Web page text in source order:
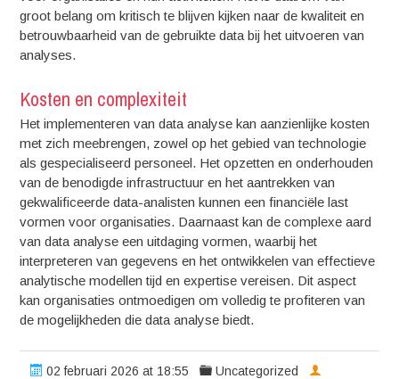
groot belang om kritisch te blijven kijken naar de kwaliteit en
betrouwbaarheid van de gebruikte data bij het uitvoeren van
analyses.
Kosten en complexiteit
Het implementeren van data analyse kan aanzienlijke kosten
met zich meebrengen, zowel op het gebied van technologie
als gespecialiseerd personeel. Het opzetten en onderhouden
van de benodigde infrastructuur en het aantrekken van
gekwalificeerde data-analisten kunnen een financiële last
vormen voor organisaties. Daarnaast kan de complexe aard
van data analyse een uitdaging vormen, waarbij het
interpreteren van gegevens en het ontwikkelen van effectieve
analytische modellen tijd en expertise vereisen. Dit aspect
kan organisaties ontmoedigen om volledig te profiteren van
de mogelijkheden die data analyse biedt.
02 februari 2026 at 18:55
Uncategorized